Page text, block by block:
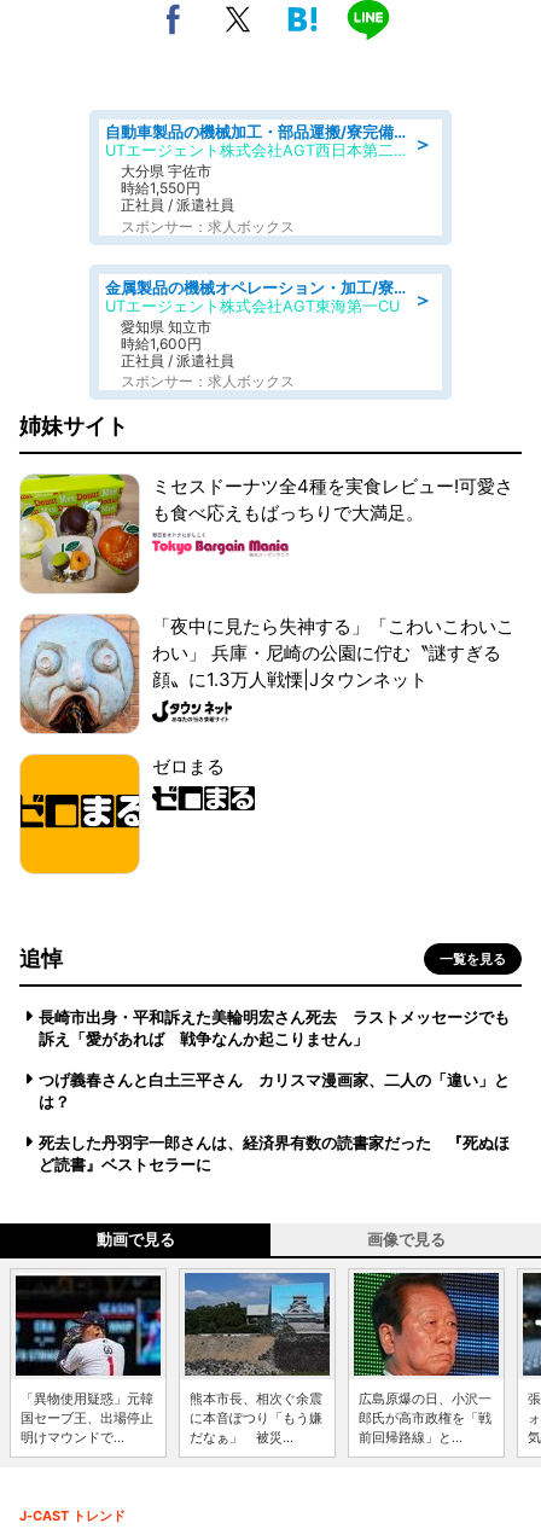
＞
自動車製品の機械加工・部品運搬/寮完備/日払い/工場・製造
UTエージェント株式会社AGT西日本第二CU
大分県 宇佐市
時給1,550円
正社員 / 派遣社員
スポンサー：求人ボックス
＞
金属製品の機械オペレーション・加工/寮完備/日払い/工場・製造
UTエージェント株式会社AGT東海第一CU
愛知県 知立市
時給1,600円
正社員 / 派遣社員
スポンサー：求人ボックス
姉妹サイト
ミセスドーナツ全4種を実食レビュー!可愛さ
も食べ応えもばっちりで大満足。
「夜中に見たら失神する」「こわいこわいこ
わい」 兵庫・尼崎の公園に佇む〝謎すぎる
顔〟に1.3万人戦慄|Jタウンネット
ゼロまる
追悼 一覧を見る
長崎市出身・平和訴えた美輪明宏さん死去 ラストメッセージでも
訴え「愛があれば 戦争なんか起こりません」
つげ義春さんと白土三平さん カリスマ漫画家、二人の「違い」と
は？
死去した丹羽宇一郎さんは、経済界有数の読書家だった 『死ぬほ
ど読書』ベストセラーに
動画で見る 画像で見る
「異物使用疑惑」元韓
国セーブ王、出場停止
明けマウンドで...
熊本市長、相次ぐ余震
に本音ぽつり「もう嫌
だなぁ」 被災...
広島原爆の日、小沢一
郎氏が高市政権を「戦
前回帰路線」と...
J-CAST トレンド